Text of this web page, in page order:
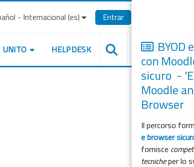
Bloques
BYOD
con
sicuro -
Moodle
Browser
Il percorso
e browser
fornisce
tecnicheper lo
- Internacional ‎(es)‎ Entrar
UNITO HELPDESK